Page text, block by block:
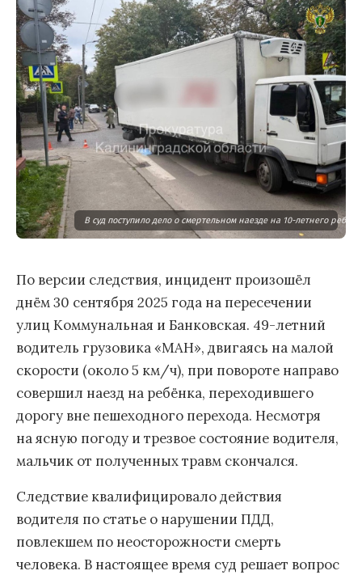
В суд поступило дело о смертельном наезде на 10-летнего
По версии следствия, инцидент произошёл
днём 30 сентября 2025 года на пересечении
улиц Коммунальная и Банковская. 49-летний
водитель грузовика «МАН», двигаясь на малой
скорости (около 5 км/ч), при повороте направо
совершил наезд на ребёнка, переходившего
дорогу вне пешеходного перехода. Несмотря
на ясную погоду и трезвое состояние водителя,
мальчик от полученных травм скончался.
Следствие квалифицировало действия
водителя по статье о нарушении ПДД,
повлекшем по неосторожности смерть
человека. В настоящее время суд решает вопрос